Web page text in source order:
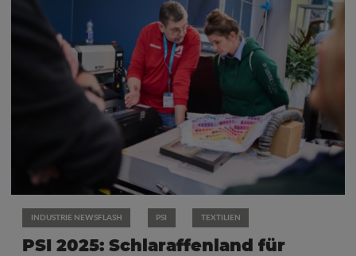
INDUSTRIE NEWSFLASH PSI TEXTILIEN
PSI 2025: Schlaraffenland für